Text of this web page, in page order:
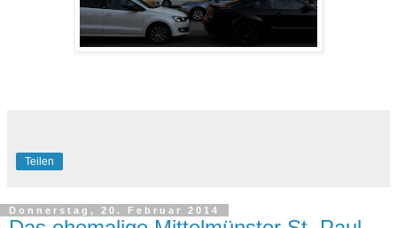
Teilen
Donnerstag, 20. Februar 2014